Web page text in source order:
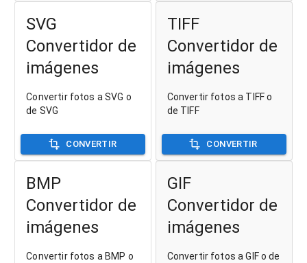
SVG
Convertidor de
imágenes
Convertir fotos a SVG o
de SVG
CONVERTIR
TIFF
Convertidor de
imágenes
Convertir fotos a TIFF o
de TIFF
CONVERTIR
BMP
Convertidor de
imágenes
Convertir fotos a BMP o
GIF
Convertidor de
imágenes
Convertir fotos a GIF o de